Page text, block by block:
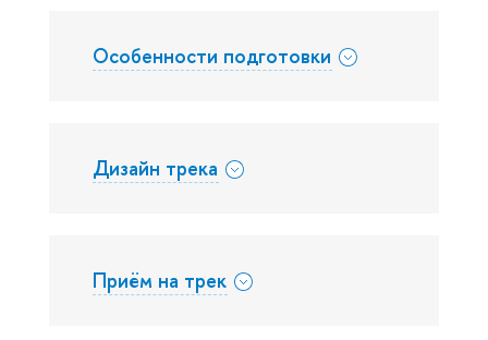
Особенности подготовки
Дизайн трека
Приём на трек